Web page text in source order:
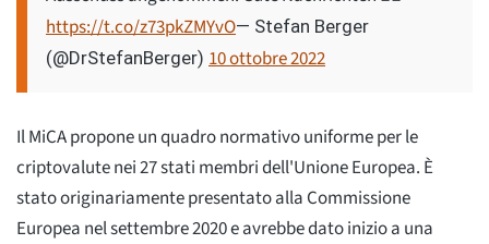
https://t.co/z73pkZMYvO— Stefan Berger
(@DrStefanBerger) 10 ottobre 2022
Il MiCA propone un quadro normativo uniforme per le
criptovalute nei 27 stati membri dell'Unione Europea. È
stato originariamente presentato alla Commissione
Europea nel settembre 2020 e avrebbe dato inizio a una